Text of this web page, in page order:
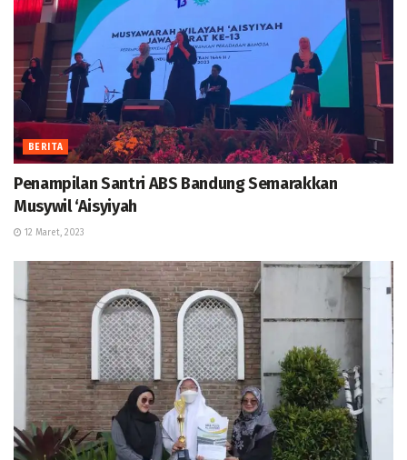
BERITA
Penampilan Santri ABS Bandung Semarakkan
Musywil ‘Aisyiyah
12 Maret, 2023